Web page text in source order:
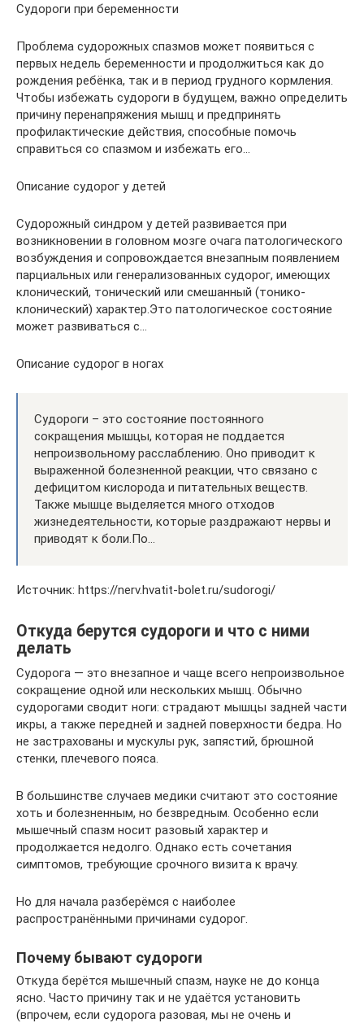
Судороги при беременности
Проблема судорожных спазмов может появиться с
первых недель беременности и продолжиться как до
рождения ребёнка, так и в период грудного кормления.
Чтобы избежать судороги в будущем, важно определить
причину перенапряжения мышц и предпринять
профилактические действия, способные помочь
справиться со спазмом и избежать его…
Описание судорог у детей
Судорожный синдром у детей развивается при
возникновении в головном мозге очага патологического
возбуждения и сопровождается внезапным появлением
парциальных или генерализованных судорог, имеющих
клонический, тонический или смешанный (тонико-
клонический) характер.Это патологическое состояние
может развиваться с…
Описание судорог в ногах
Судороги – это состояние постоянного
сокращения мышцы, которая не поддается
непроизвольному расслаблению. Оно приводит к
выраженной болезненной реакции, что связано с
дефицитом кислорода и питательных веществ.
Также мышце выделяется много отходов
жизнедеятельности, которые раздражают нервы и
приводят к боли.По…
Источник: https://nerv.hvatit-bolet.ru/sudorogi/
Откуда берутся судороги и что с ними
делать
Судорога — это внезапное и чаще всего непроизвольное
сокращение одной или нескольких мышц. Обычно
судорогами сводит ноги: страдают мышцы задней части
икры, а также передней и задней поверхности бедра. Но
не застрахованы и мускулы рук, запястий, брюшной
стенки, плечевого пояса.
В большинстве случаев медики считают это состояние
хоть и болезненным, но безвредным. Особенно если
мышечный спазм носит разовый характер и
продолжается недолго. Однако есть сочетания
симптомов, требующие срочного визита к врачу.
Но для начала разберёмся с наиболее
распространёнными причинами судорог.
Почему бывают судороги
Откуда берётся мышечный спазм, науке не до конца
ясно. Часто причину так и не удаётся установить
(впрочем, если судорога разовая, мы не очень и